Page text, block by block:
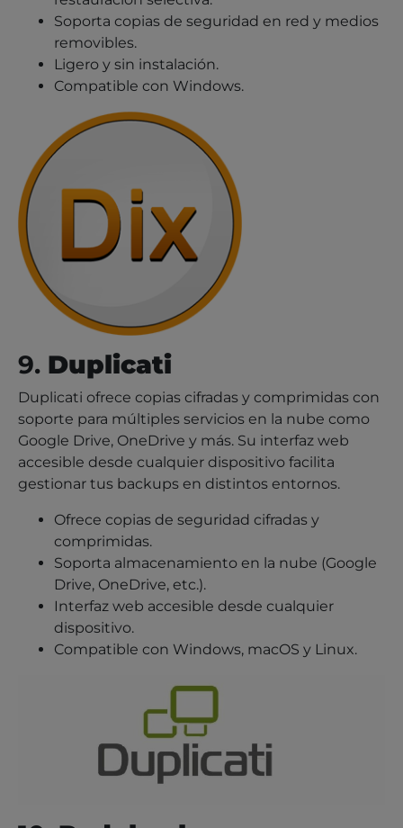
Soporta copias de seguridad en red y medios
removibles.
Ligero y sin instalación.
Compatible con Windows.
9. Duplicati
Duplicati ofrece copias cifradas y comprimidas con
soporte para múltiples servicios en la nube como
Google Drive, OneDrive y más. Su interfaz web
accesible desde cualquier dispositivo facilita
gestionar tus backups en distintos entornos.
Ofrece copias de seguridad cifradas y
comprimidas.
Soporta almacenamiento en la nube (Google
Drive, OneDrive, etc.).
Interfaz web accesible desde cualquier
dispositivo.
Compatible con Windows, macOS y Linux.